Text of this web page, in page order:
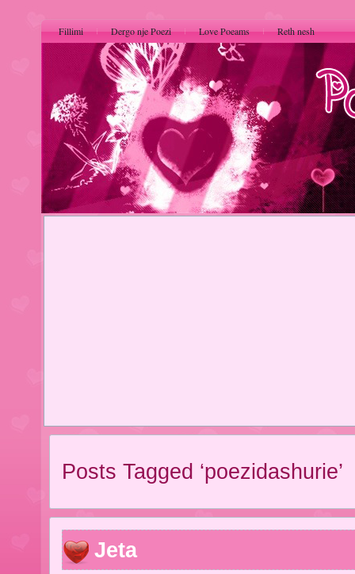
Fillimi Dergo nje Poezi Love Poeams Reth nesh
Posts Tagged ‘poezidashurie’
Jeta